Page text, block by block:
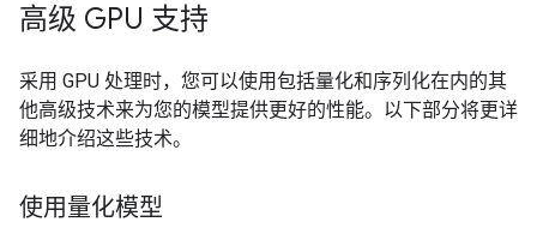
高级 GPU 支持
采用 GPU 处理时，您可以使用包括量化和序列化在内的其
他高级技术来为您的模型提供更好的性能。以下部分将更详
细地介绍这些技术。
使用量化模型